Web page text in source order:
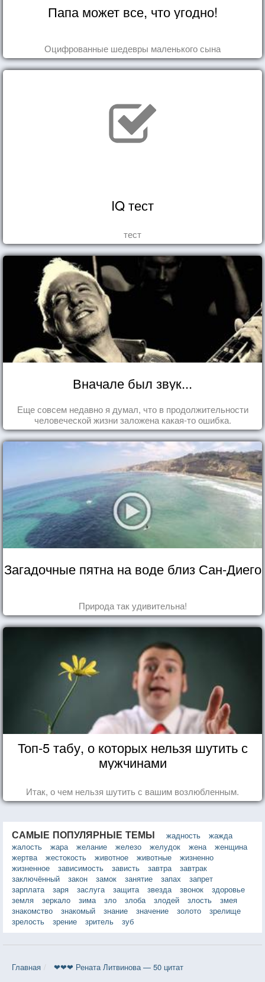
Папа может все, что угодно!
Оцифрованные шедевры маленького сына
IQ тест
тест
Вначале был звук...
Еще совсем недавно я думал, что в продолжительности
человеческой жизни заложена какая-то ошибка.
Загадочные пятна на воде близ Сан-Диего
Природа так удивительна!
Топ-5 табу, о которых нельзя шутить с
мужчинами
Итак, о чем нельзя шутить с вашим возлюбленным.
САМЫЕ ПОПУЛЯРНЫЕ ТЕМЫ жадность
жажда
жалость
жара желание железо желудок жена
женщина
жертва
жестокость животное животные
жизненно
жизненное
зависимость зависть завтра
завтрак
заключённый
закон замок занятие запах
запрет
зарплата
заря заслуга защита звезда звонок
здоровье
земля
зеркало зима зло злоба злодей злость
змея
знакомство
знакомый знание значение золото
зрелище
зрелость
зрение зритель зуб
Главная ❤❤❤ Рената Литвинова — 50 цитат